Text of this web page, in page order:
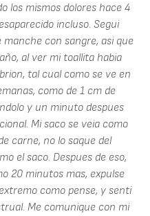
los mismos dolores hace 4
incluso. Segui
con sangre, asi que
al ver mi toallita habia
tal cual como se ve en
como de 1 cm de
y un minuto despues
Mi saco se veia como
carne, no lo saque del
el saco. Despues de eso,
20 minutos mas, expulse
como pense, y senti
Me comunique con mi